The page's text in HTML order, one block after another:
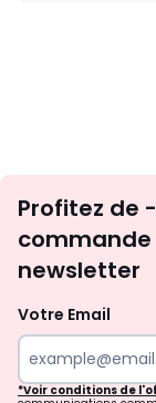
Profitez de
commande
newsletter
Votre Email
*Voir conditions de